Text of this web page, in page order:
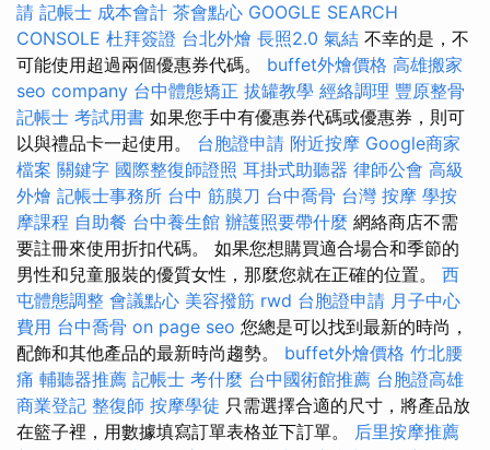
請 記帳士 成本會計 茶會點心 GOOGLE SEARCH
CONSOLE 杜拜簽證 台北外燴 長照2.0 氣結 不幸的是，不
可能使用超過兩個優惠券代碼。 buffet外燴價格 高雄搬家
seo company 台中體態矯正 拔罐教學 經絡調理 豐原整骨
記帳士 考試用書 如果您手中有優惠券代碼或優惠券，則可
以與禮品卡一起使用。 台胞證申請 附近按摩 Google商家
檔案 關鍵字 國際整復師證照 耳掛式助聽器 律師公會 高級
外燴 記帳士事務所 台中 筋膜刀 台中喬骨 台灣 按摩 學按
摩課程 自助餐 台中養生館 辦護照要帶什麼 網絡商店不需
要註冊來使用折扣代碼。 如果您想購買適合場合和季節的
男性和兒童服裝的優質女性，那麼您就在正確的位置。 西
屯體態調整 會議點心 美容撥筋 rwd 台胞證申請 月子中心
費用 台中喬骨 on page seo 您總是可以找到最新的時尚，
配飾和其他產品的最新時尚趨勢。 buffet外燴價格 竹北腰
痛 輔聽器推薦 記帳士 考什麼 台中國術館推薦 台胞證高雄
商業登記 整復師 按摩學徒 只需選擇合適的尺寸，將產品放
在籃子裡，用數據填寫訂單表格並下訂單。 后里按摩推薦